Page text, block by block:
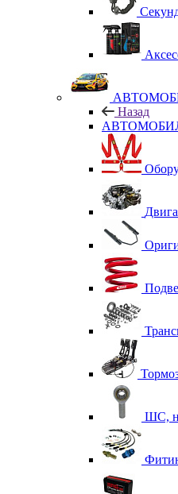
Назад
ШС,